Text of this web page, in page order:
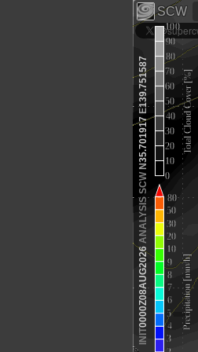
INIT
0000Z08AUG2026
ANALYSIS
SCW
N
35.701917
E
139.751587
SCW